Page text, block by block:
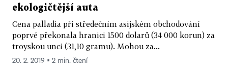
ekologičtější auta
Cena palladia při středečním asijském obchodování
poprvé překonala hranici 1500 dolarů (34 000 korun) za
troyskou unci (31,10 gramu). Mohou za...
20. 2. 2019 ▪ 2 min. čtení